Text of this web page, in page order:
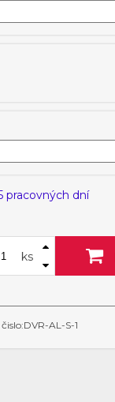
pracovných dní
ks
AL-S-1